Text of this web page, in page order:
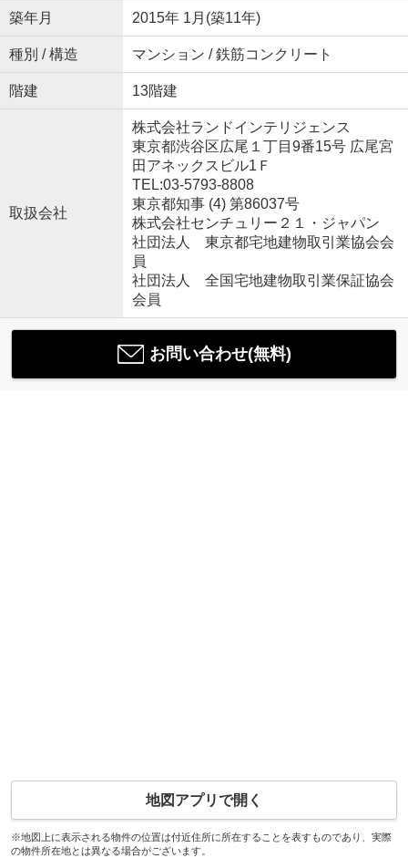
築年月 2015年 1月(築11年)
種別 / 構造 マンション / 鉄筋コンクリート
階建 13階建
取扱会社
株式会社ランドインテリジェンス
東京都渋谷区広尾１丁目9番15号 広尾宮
田アネックスビル1Ｆ
TEL:03-5793-8808
東京都知事 (4) 第86037号
株式会社センチュリー２１・ジャパン
社団法人 東京都宅地建物取引業協会会
員
社団法人 全国宅地建物取引業保証協会
会員
お問い合わせ(無料)
地図アプリで開く
※地図上に表示される物件の位置は付近住所に所在することを表すものであり、実際
の物件所在地とは異なる場合がございます。